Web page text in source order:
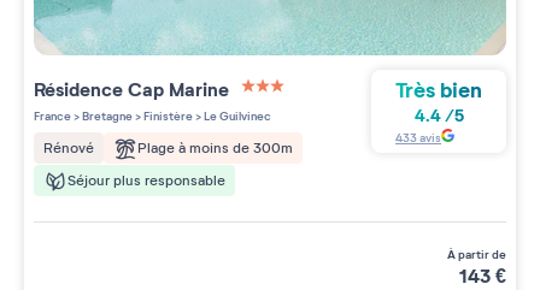
RésidenceCap Marine
3 étoiles sur 5
France>Bretagne>Finistère>Le Guilvinec
Rénové
Plage à moins de 300m
Séjour plus responsable
Très bien
4.4/5
433avis
à partir de
143€